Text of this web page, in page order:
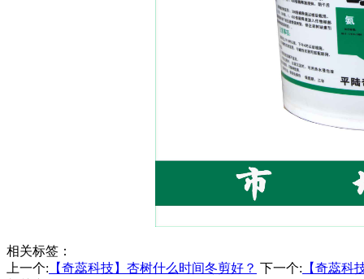
相关标签：
上一个: 【奇蕊科技】杏树什么时间冬剪好？ 下一个: 【奇蕊科